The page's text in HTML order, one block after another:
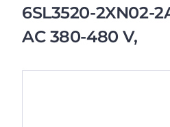
6SL3520-2XN02-
AC 380-480 V,